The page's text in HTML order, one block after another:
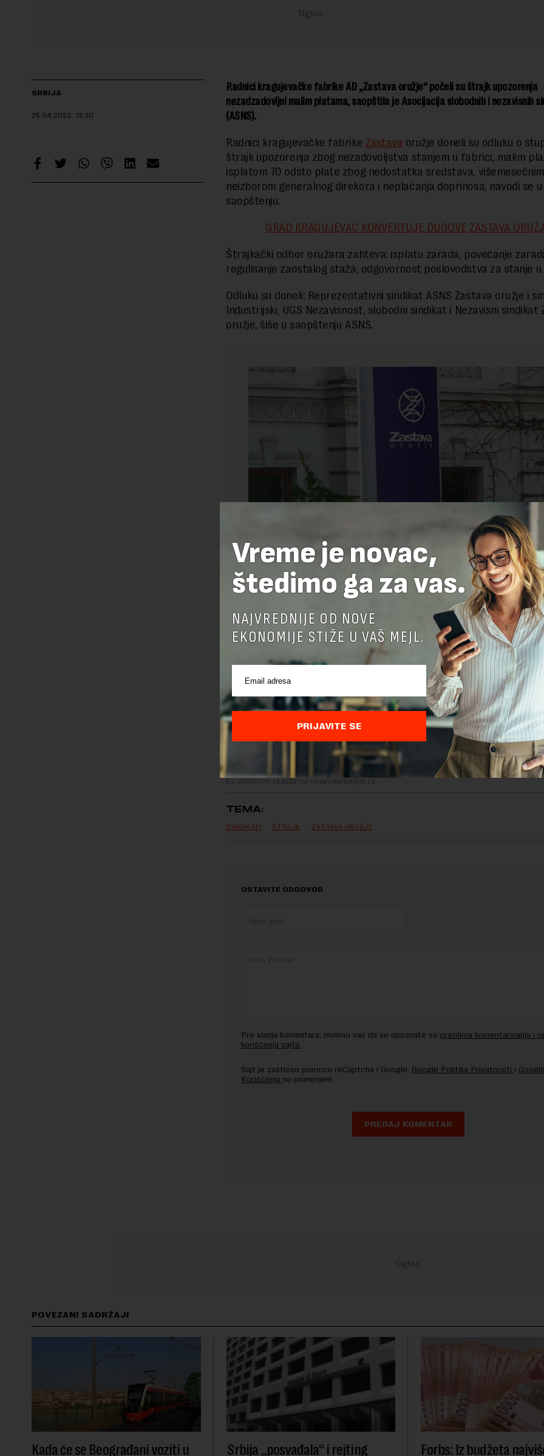
SRBIJA
25.04.2023. 13:20
Radnici kragujevačke fabrike AD „Zastava oružje“ počeli su štrajk upozorenja
nezadzadovljni malim platama, saopštila je Asocijacija slobodnih i nezavisnih
(ASNS).
Radnici kragujevačke fabrike Zastava oružje doneli su odluku o
štrajk upozorenja zbog nezadovoljstva stanjem u fabrici, malim
isplatom 70 odsto plate zbog nedostatka sredstava,
neizborom generalnog direkora i neplaćanja doprinosa, navodi se u
saopštenju.
GRAD KRAGUJEVAC KONVERTUJE DUGOVE ZASTAVA
Štrajkački odbor oružara zahteva: isplatu zarada, povećanje
regulisanje zaostalog staža, odgovornost poslovodstva za stanje
Odluku su doneli: Reprezentativni sindikat ASNS Zastava oružje i
Industrijski, UGS Nezavisnost, slobodni sindikat i Nezavisni sindikat
oružje, šiše u saopštenju ASNS.
Preuzimanje delova teksta je dozvoljeno, ali uz obavezno navođenje izvora i uz
ka izvornom tekstu na novaekonomija.rs
TEMA:
SINDIKATI ŠTRAJK ZASTAVA ORUŽJE
OSTAVITE ODGOVOR
Pre slanja komentara, molimo vas da se upoznate sa pravilima komentarisanja i
korišćenja sajta.
Sajt je zaštićen pomocu reCaptcha i Google. Google Politika Privatnosti i
Korišćenja su primenjeni.
POVEZANI SADRŽAJI
Kada će se Beograđani voziti u Srbija „posvađala“ i rejting Forbs: Iz budžeta
Vreme je novac,
štedimo ga za vas.
NAJVREDNIJE OD NOVE
EKONOMIJE STIŽE U VAŠ MEJL.
PRIJAVITE SE